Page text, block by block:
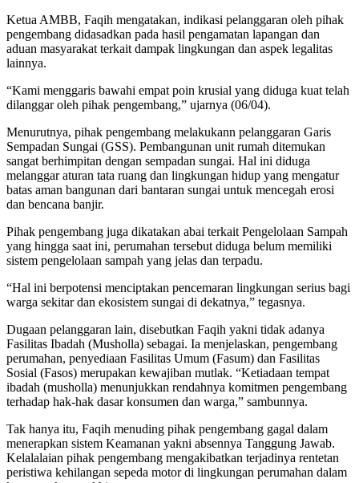
Ketua AMBB, Faqih mengatakan, indikasi pelanggaran oleh pihak
pengembang didasadkan pada hasil pengamatan lapangan dan
aduan masyarakat terkait dampak lingkungan dan aspek legalitas
lainnya.
“Kami menggaris bawahi empat poin krusial yang diduga kuat telah
dilanggar oleh pihak pengembang,” ujarnya (06/04).
Menurutnya, pihak pengembang melakukann pelanggaran Garis
Sempadan Sungai (GSS). Pembangunan unit rumah ditemukan
sangat berhimpitan dengan sempadan sungai. Hal ini diduga
melanggar aturan tata ruang dan lingkungan hidup yang mengatur
batas aman bangunan dari bantaran sungai untuk mencegah erosi
dan bencana banjir.
Pihak pengembang juga dikatakan abai terkait Pengelolaan Sampah
yang hingga saat ini, perumahan tersebut diduga belum memiliki
sistem pengelolaan sampah yang jelas dan terpadu.
“Hal ini berpotensi menciptakan pencemaran lingkungan serius bagi
warga sekitar dan ekosistem sungai di dekatnya,” tegasnya.
Dugaan pelanggaran lain, disebutkan Faqih yakni tidak adanya
Fasilitas Ibadah (Musholla) sebagai. Ia menjelaskan, pengembang
perumahan, penyediaan Fasilitas Umum (Fasum) dan Fasilitas
Sosial (Fasos) merupakan kewajiban mutlak. “Ketiadaan tempat
ibadah (musholla) menunjukkan rendahnya komitmen pengembang
terhadap hak-hak dasar konsumen dan warga,” sambunnya.
Tak hanya itu, Faqih menuding pihak pengembang gagal dalam
menerapkan sistem Keamanan yakni absennya Tanggung Jawab.
Kelalalaian pihak pengembang mengakibatkan terjadinya rentetan
peristiwa kehilangan sepeda motor di lingkungan perumahan dalam